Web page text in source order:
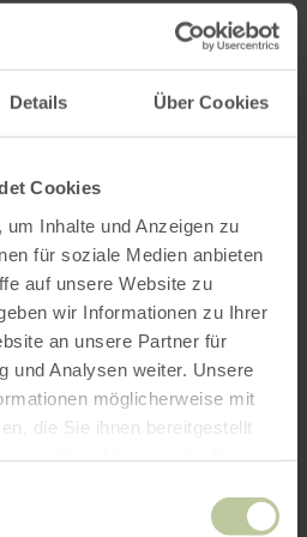
Details Über Cookies
Cookies
Inhalte und Anzeigen zu
für soziale Medien anbieten
auf unsere Website zu
wir Informationen zu Ihrer
an unsere Partner für
und Analysen weiter. Unsere
möglicherweise mit
die Sie ihnen bereitgestellt
aus Licht
Westfalen eine Insel
Eifel mit
wird nur den
verliehen, die einen
Nachthimmel bieten.
Eifel haben die
für eine
verabschiedet.
ist dabei. Das
Zukunft den Blick auf